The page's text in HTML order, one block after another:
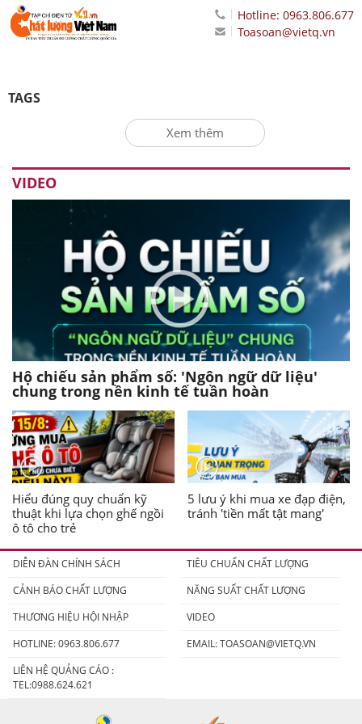
Hotline: 0963.806.677
Toasoan@vietq.vn
TAGS
Xem thêm
VIDEO
Hộ chiếu sản phẩm số: 'Ngôn ngữ dữ liệu'
chung trong nền kinh tế tuần hoàn
Hiểu đúng quy chuẩn kỹ
thuật khi lựa chọn ghế ngồi
ô tô cho trẻ
5 lưu ý khi mua xe đạp điện,
tránh 'tiền mất tật mang'
DIỄN ĐÀN CHÍNH SÁCH
TIÊU CHUẨN CHẤT LƯỢNG
CẢNH BÁO CHẤT LƯỢNG
NĂNG SUẤT CHẤT LƯỢNG
THƯƠNG HIỆU HỘI NHẬP
VIDEO
HOTLINE: 0963.806.677
EMAIL:TOASOAN@VIETQ.VN
LIÊN HỆ QUẢNG CÁO :
TEL:0988.624.621